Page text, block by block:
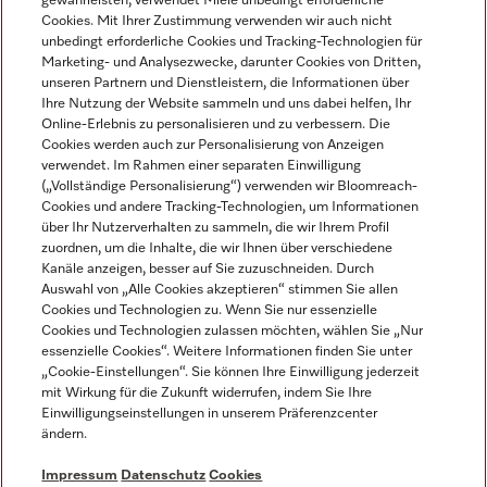
Sprache
DEUTSCH
Impressum
Datenschutz
Miele auf YoutubeMiele auf Instagram
Miele auf Facebook
Miele auf LinkedInMiele auf LinkedIn
Cookies. Mit Ihrer Zustimmung verwenden wir auch nicht
unbedingt erforderliche Cookies und Tracking-Technologien für
Marketing- und Analysezwecke, darunter Cookies von Dritten,
unseren Partnern und Dienstleistern, die Informationen über
Ihre Nutzung der Website sammeln und uns dabei helfen, Ihr
Online-Erlebnis zu personalisieren und zu verbessern. Die
Cookies werden auch zur Personalisierung von Anzeigen
verwendet. Im Rahmen einer separaten Einwilligung
(„Vollständige Personalisierung“) verwenden wir Bloomreach-
Cookies und andere Tracking-Technologien, um Informationen
über Ihr Nutzerverhalten zu sammeln, die wir Ihrem Profil
zuordnen, um die Inhalte, die wir Ihnen über verschiedene
Kanäle anzeigen, besser auf Sie zuzuschneiden. Durch
Auswahl von „Alle Cookies akzeptieren“ stimmen Sie allen
Cookies und Technologien zu. Wenn Sie nur essenzielle
Cookies und Technologien zulassen möchten, wählen Sie „Nur
essenzielle Cookies“. Weitere Informationen finden Sie unter
„Cookie-Einstellungen“. Sie können Ihre Einwilligung jederzeit
mit Wirkung für die Zukunft widerrufen, indem Sie Ihre
Einwilligungseinstellungen in unserem Präferenzcenter
ändern.
Impressum Datenschutz Cookies